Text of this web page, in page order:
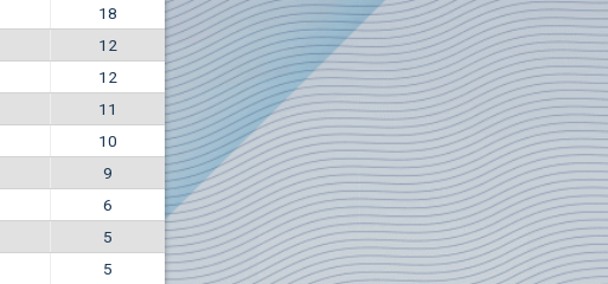
+1.33%
0 7640EUR
4943BGN
18
12
12
11
10
9
6
5
5